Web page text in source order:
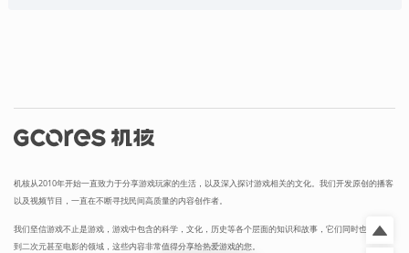
机核从2010年开始一直致力于分享游戏玩家的生活，以及深入探讨游戏相关的文化。我们开发原创的播客
以及视频节目，一直在不断寻找民间高质量的内容创作者。
我们坚信游戏不止是游戏，游戏中包含的科学，文化，历史等各个层面的知识和故事，它们同时也会辐射
到二次元甚至电影的领域，这些内容非常值得分享给热爱游戏的您。